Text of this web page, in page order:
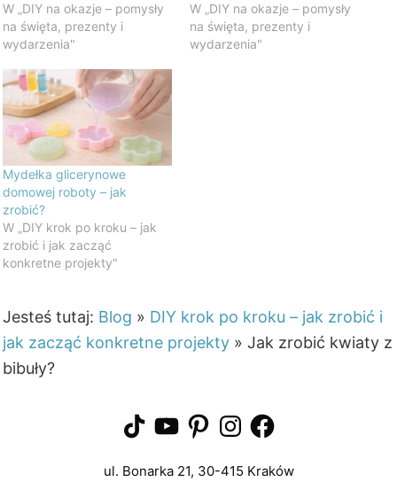
W „DIY na okazje – pomysły
na święta, prezenty i
wydarzenia"
W „DIY na okazje – pomysły
na święta, prezenty i
wydarzenia"
Mydełka glicerynowe
domowej roboty – jak
zrobić?
W „DIY krok po kroku – jak
zrobić i jak zacząć
konkretne projekty"
Jesteś tutaj: Blog » DIY krok po kroku – jak zrobić i
jak zacząć konkretne projekty » Jak zrobić kwiaty z
bibuły?
TikTokYouTubePinterestInstagramFacebook
ul. Bonarka 21, 30-415 Kraków